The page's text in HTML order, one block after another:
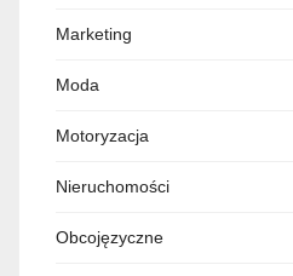
Marketing
Moda
Motoryzacja
Nieruchomości
Obcojęzyczne